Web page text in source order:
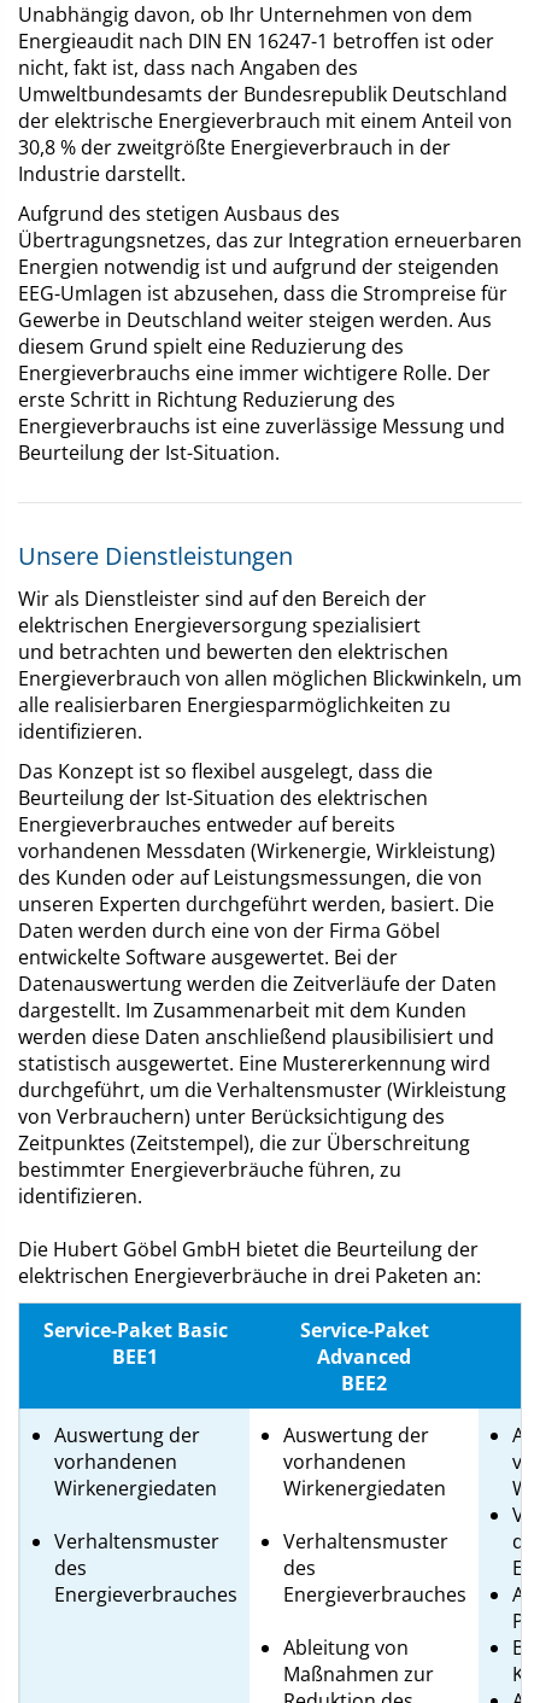
Unabhängig davon, ob Ihr Unternehmen von dem
Energieaudit nach DIN EN 16247-1 betroffen ist oder
nicht, fakt ist, dass nach Angaben des
Umweltbundesamts der Bundesrepublik Deutschland
der elektrische Energieverbrauch mit einem Anteil von
30,8 % der zweitgrößte Energieverbrauch in der
Industrie darstellt.
Aufgrund des stetigen Ausbaus des
Übertragungsnetzes, das zur Integration erneuerbaren
Energien notwendig ist und aufgrund der steigenden
EEG-Umlagen ist abzusehen, dass die Strompreise für
Gewerbe in Deutschland weiter steigen werden. Aus
diesem Grund spielt eine Reduzierung des
Energieverbrauchs eine immer wichtigere Rolle. Der
erste Schritt in Richtung Reduzierung des
Energieverbrauchs ist eine zuverlässige Messung und
Beurteilung der Ist-Situation.
Unsere Dienstleistungen
Wir als Dienstleister sind auf den Bereich der
elektrischen Energieversorgung spezialisiert
und betrachten und bewerten den elektrischen
Energieverbrauch von allen möglichen Blickwinkeln, um
alle realisierbaren Energiesparmöglichkeiten zu
identifizieren.
Das Konzept ist so flexibel ausgelegt, dass die
Beurteilung der Ist-Situation des elektrischen
Energieverbrauches entweder auf bereits
vorhandenen Messdaten (Wirkenergie, Wirkleistung)
des Kunden oder auf Leistungsmessungen, die von
unseren Experten durchgeführt werden, basiert. Die
Daten werden durch eine von der Firma Göbel
entwickelte Software ausgewertet. Bei der
Datenauswertung werden die Zeitverläufe der Daten
dargestellt. Im Zusammenarbeit mit dem Kunden
werden diese Daten anschließend plausibilisiert und
statistisch ausgewertet. Eine Mustererkennung wird
durchgeführt, um die Verhaltensmuster (Wirkleistung
von Verbrauchern) unter Berücksichtigung des
Zeitpunktes (Zeitstempel), die zur Überschreitung
bestimmter Energieverbräuche führen, zu
identifizieren.
Die Hubert Göbel GmbH bietet die Beurteilung der
elektrischen Energieverbräuche in drei Paketen an:
Service-Paket Basic
BEE1
Service-Paket
Advanced
BEE2
Auswertung der
vorhandenen
Wirkenergiedaten
Verhaltensmuster
des
Energieverbrauches
Auswertung der
vorhandenen
Wirkenergiedaten
Verhaltensmuster
des
Energieverbrauches
Ableitung von
Maßnahmen zur